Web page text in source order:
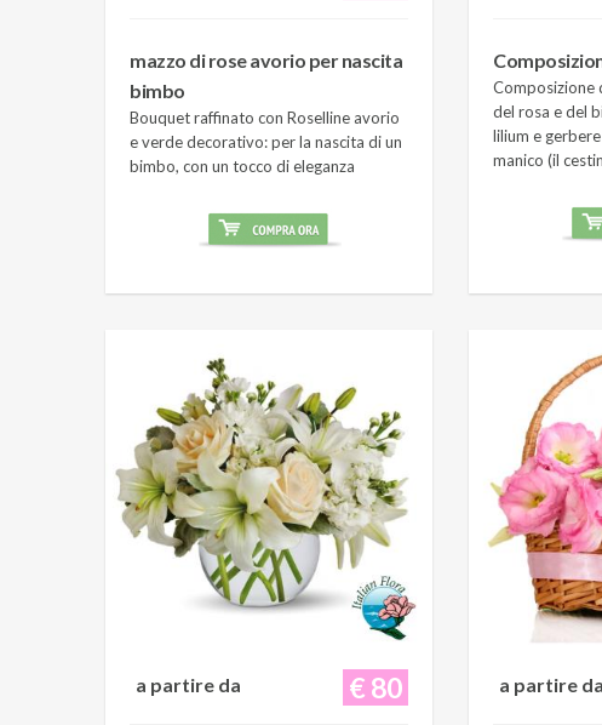
mazzo di rose avorio per nascita
bimbo
Bouquet raffinato con Roselline avorio
e verde decorativo: per la nascita di un
bimbo, con un tocco di eleganza
Composizione
del rosa e del
lilium e
manico (il
€ 80
a partire da a partire